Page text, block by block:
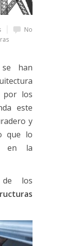
No
se han
por los
este
y
que lo
en la
los